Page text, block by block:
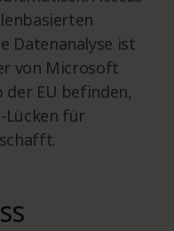
Datenanalyse ist
von Microsoft
EU befinden,
Lücken für